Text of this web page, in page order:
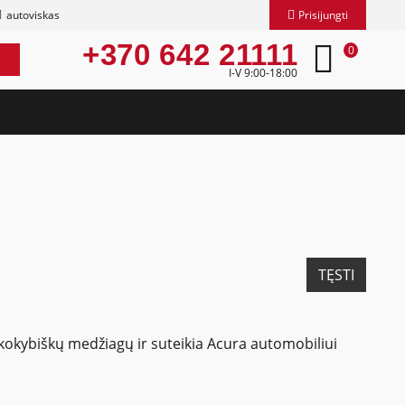
autoviskas Prisijungti
+370 642 21111
I-V 9:00-18:00
0
TĘSTI
medžiagų ir suteikia Acura automobiliui